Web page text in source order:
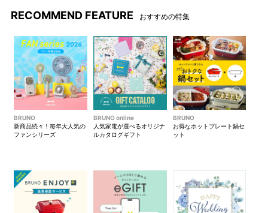
HIGH: 最高出力
500W（50Hz）/650W(60Hz)
以降7分、10分、12分、15分
フラットテーブル形状で、お
手入れもラクチンです。
●カラーバリエーション
RECOMMEND FEATURE おすすめの特集
BRUNO
新商品続々！毎年大人気の
ファンシリーズ
BRUNO online
人気家電が選べるオリジナ
ルカタログギフト
BRUNO
お得なホットプレート鍋セ
ット